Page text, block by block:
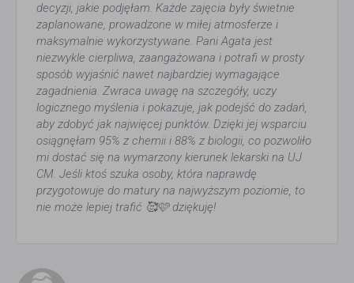
decyzji, jakie podjęłam. Każde zajęcia były świetnie
zaplanowane, prowadzone w miłej atmosferze i
maksymalnie wykorzystywane. Pani Agata jest
niezwykle cierpliwa, zaangażowana i potrafi w prosty
sposób wyjaśnić nawet najbardziej wymagające
zagadnienia. Zwraca uwagę na szczegóły, uczy
logicznego myślenia i pokazuje, jak podejść do zadań,
aby zdobyć jak najwięcej punktów. Dzięki jej wsparciu
osiągnęłam 95% z chemii i 88% z biologii, co pozwoliło
mi dostać się na wymarzony kierunek lekarski na UJ
CM. Jeśli ktoś szuka osoby, która naprawdę
przygotowuje do matury na najwyższym poziomie, to
nie może lepiej trafić 🥰🩷 dziękuję!